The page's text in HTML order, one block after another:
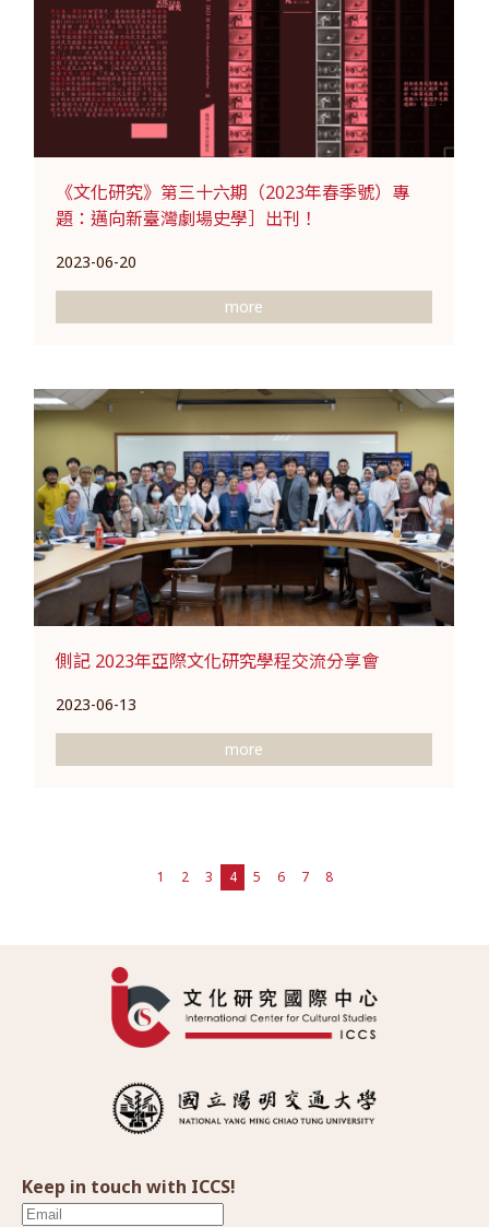
《文化研究》第三十六期（2023年春季號）專
題：邁向新臺灣劇場史學］出刊！
2023-06-20
more
側記 2023年亞際文化研究學程交流分享會
2023-06-13
more
1 2 3 4 5 6 7 8
Keep in touch with ICCS!